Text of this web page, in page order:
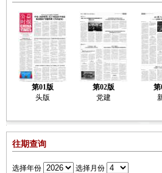
第01版
头版
第02版
党建
第
往期查询
选择年份 选择月份